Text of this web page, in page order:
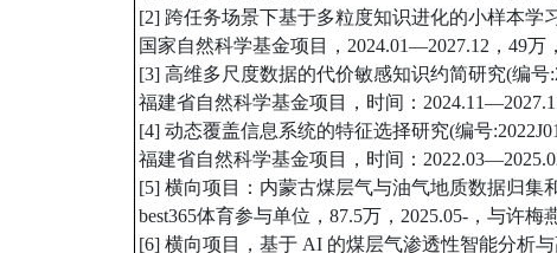
[2] 跨任务场景下基于多粒度知识进化的小样本学习
国家自然科学基金项目，2024.01—2027.12，49万
[3] 高维多尺度数据的代价敏感知识约简研究(编号
福建省自然科学基金项目，时间：
[4] 动态覆盖信息系统的特征选择研究(编号
福建省自然科学基金项目，时间：
[5] 横向项目：内蒙古煤层气与油气地质数据归集
best365体育参与单位，87.5万，2025.05-，与许
[6] 横向项目，基于 AI 的煤层气渗透性智能分析